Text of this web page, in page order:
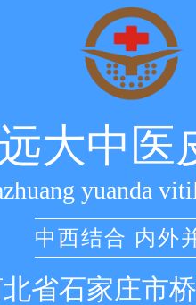
大中医
yuanda
中西结合 内外
省石家庄市